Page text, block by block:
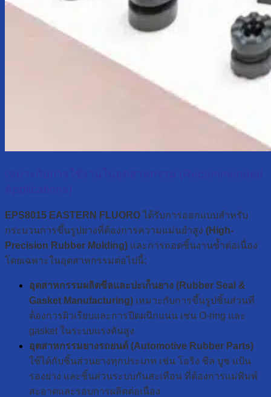
EPS8015 EASTERN FLUOROได้รับการออกแบบสำหรับ
กระบวนการขึ้นรูปยางที่ต้องการความแม่นยำสูง (High-
Precision Rubber Molding) และการถอดชิ้นงานซ้ำต่อเนื่อง
โดยเฉพาะในอุตสาหกรรมต่อไปนี้;
อุตสาหกรรมผลิตซีลและปะเก็นยาง (Rubber Seal &
Gasket Manufacturing) เหมาะกับการขึ้นรูปชิ้นส่วนที่
ต้องการผิวเรียบและการปิดผนึกแน่น เช่น O-ring และ
gasket ในระบบแรงดันสูง
อุตสาหกรรมยางรถยนต์ (Automotive Rubber Parts)
ใช้ได้กับชิ้นส่วนยางทุกประเภท เช่น โอริง ซีล บูช แป้น
รองยาง และชิ้นส่วนระบบกันสะเทือน ที่ต้องการแม่พิมพ์
สะอาดและรอบการผลิตต่อเนื่อง